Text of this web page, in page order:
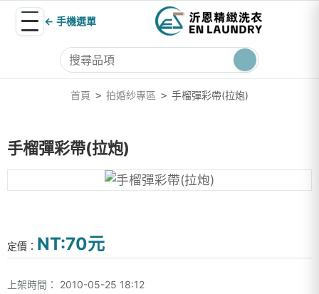
← 手機選單
首頁 > 拍婚紗專區 > 手榴彈彩帶(拉炮)
手榴彈彩帶(拉炮)
定價： NT:70元
上架時間：
2010-05-25 18:12